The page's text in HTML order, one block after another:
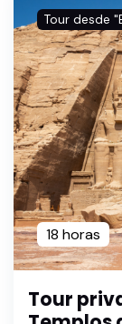
Tour desde
18 horas
Tour